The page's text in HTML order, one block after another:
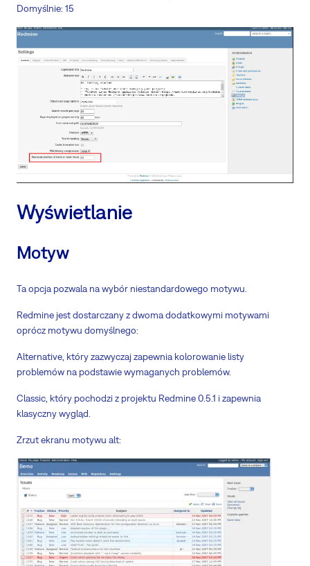
Domyślnie: 15
Wyświetlanie
Motyw
Ta opcja pozwala na wybór niestandardowego motywu.
Redmine jest dostarczany z dwoma dodatkowymi motywami
oprócz motywu domyślnego:
Alternative, który zazwyczaj zapewnia kolorowanie listy
problemów na podstawie wymaganych problemów.
Classic, który pochodzi z projektu Redmine 0.5.1 i zapewnia
klasyczny wygląd.
Zrzut ekranu motywu alt: